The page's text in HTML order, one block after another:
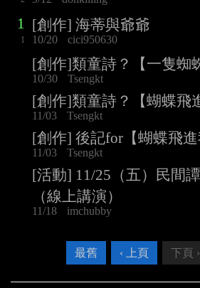
1
1
[創作] 海蒂與爺爺
10/20 cici950630
[創作]類童詩？【一隻蜘
10/30 Tsengkt
[創作]類童詩？【蝴蝶飛
11/03 Tsengkt
[創作] 後記for【蝴蝶飛進
11/03 Tsengkt
[活動] 11/25（五）民間
（線上講演）
11/18 imchubby
最舊 ‹ 上頁 下頁 ›